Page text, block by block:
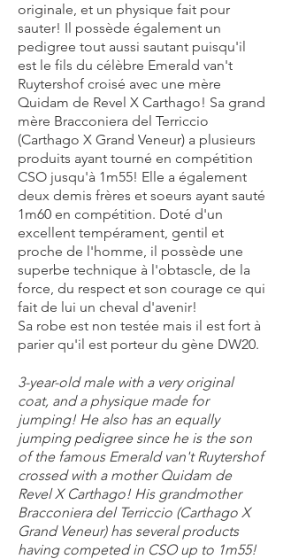
originale, et un physique fait pour
sauter! Il possède également un
pedigree tout aussi sautant puisqu'il
est le fils du célèbre Emerald van't
Ruytershof croisé avec une mère
Quidam de Revel X Carthago! Sa grand
mère Bracconiera del Terriccio
(Carthago X Grand Veneur) a plusieurs
produits ayant tourné en compétition
CSO jusqu'à 1m55! Elle a également
deux demis frères et soeurs ayant sauté
1m60 en compétition. Doté d'un
excellent tempérament, gentil et
proche de l'homme, il possède une
superbe technique à l'obtascle, de la
force, du respect et son courage ce qui
fait de lui un cheval d'avenir!
Sa robe est non testée mais il est fort à
parier qu'il est porteur du gène DW20.
3-year-old male with a very original
coat, and a physique made for
jumping! He also has an equally
jumping pedigree since he is the son
of the famous Emerald van't Ruytershof
crossed with a mother Quidam de
Revel X Carthago! His grandmother
Bracconiera del Terriccio (Carthago X
Grand Veneur) has several products
having competed in CSO up to 1m55!